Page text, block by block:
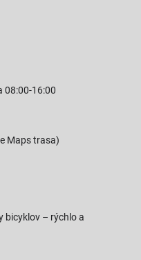
08:00-16:00
Maps trasa)
bicyklov – rýchlo a